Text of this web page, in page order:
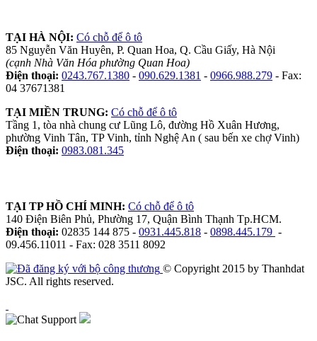
TẠI HÀ NỘI: Có chỗ để ô tô
85 Nguyễn Văn Huyên, P. Quan Hoa, Q. Cầu Giấy, Hà Nội
(cạnh Nhà Văn Hóa phường Quan Hoa)
Điện thoại: 0243.767.1380 - 090.629.1381 - 0966.988.279 - Fax:
04 37671381
TẠI MIỀN TRUNG: Có chỗ để ô tô
Tầng 1, tòa nhà chung cư Lũng Lô, đường Hồ Xuân Hương,
phường Vinh Tân, TP Vinh, tỉnh Nghệ An ( sau bến xe chợ Vinh)
Điện thoại: 0983.081.345
TẠI TP HỒ CHÍ MINH: Có chỗ để ô tô
140 Điện Biên Phủ, Phường 17, Quận Bình Thạnh Tp.HCM.
Điện thoại: 02835 144 875 - 0931.445.818 - 0898.445.179 -
09.456.11011 - Fax: 028 3511 8092
© Copyright 2015 by Thanhdat
JSC. All rights reserved.